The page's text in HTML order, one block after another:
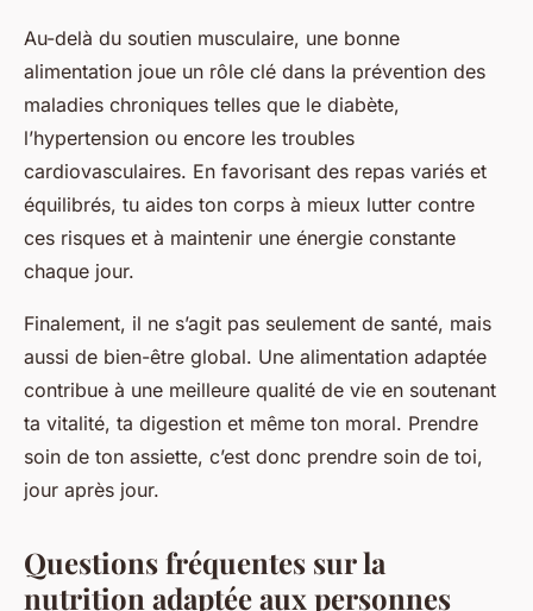
Au-delà du soutien musculaire, une bonne
alimentation joue un rôle clé dans la prévention des
maladies chroniques telles que le diabète,
l’hypertension ou encore les troubles
cardiovasculaires. En favorisant des repas variés et
équilibrés, tu aides ton corps à mieux lutter contre
ces risques et à maintenir une énergie constante
chaque jour.
Finalement, il ne s’agit pas seulement de santé, mais
aussi de bien-être global. Une alimentation adaptée
contribue à une meilleure qualité de vie en soutenant
ta vitalité, ta digestion et même ton moral. Prendre
soin de ton assiette, c’est donc prendre soin de toi,
jour après jour.
Questions fréquentes sur la
nutrition adaptée aux personnes